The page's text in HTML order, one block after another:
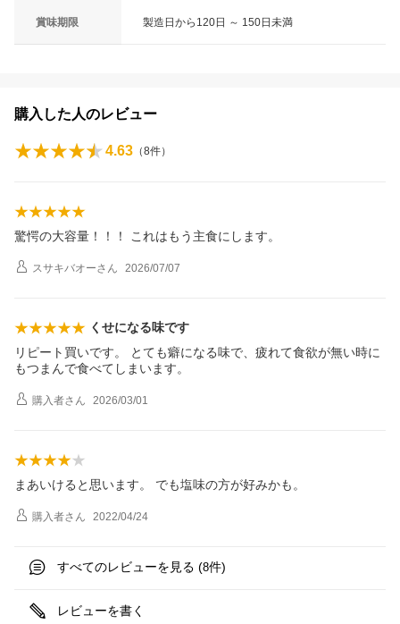
賞味期限 製造日から120日 ～ 150日未満
購入した人のレビュー
4.63 （8件）
驚愕の大容量！！！ これはもう主食にします。
スサキバオーさん 2026/07/07
くせになる味です
リピート買いです。 とても癖になる味で、疲れて食欲が無い時に
もつまんで食べてしまいます。
購入者さん 2026/03/01
まあいけると思います。 でも塩味の方が好みかも。
購入者さん 2022/04/24
すべてのレビューを見る (8件)
レビューを書く